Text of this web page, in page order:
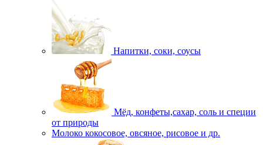
Напитки, соки, соусы
Мёд, конфеты,сахар, соль и специи
от природы
Молоко кокосовое, овсяное, рисовое и др.